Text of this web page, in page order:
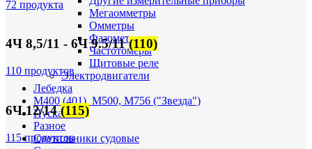
Мегаомметры
Омметры
Фазометры
Частотомеры
Щитовые реле
Электродвигатели
Лебедка
М400 (401), М500, М756 ("Звезда")
Пускатели
Разное
Светильники судовые
72 продукта
4Ч 8,5/11 - 6Ч 9.5/11(110)
110 продуктов
6Ч 12/14(115)
115 продуктов